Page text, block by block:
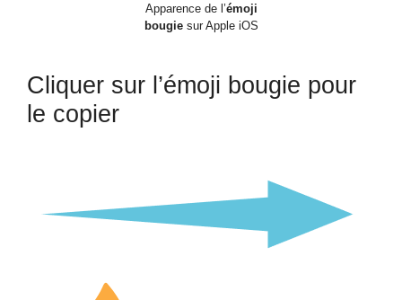
Apparence de l’émoji
bougie sur Apple iOS
Cliquer sur l’émoji bougie pour
le copier